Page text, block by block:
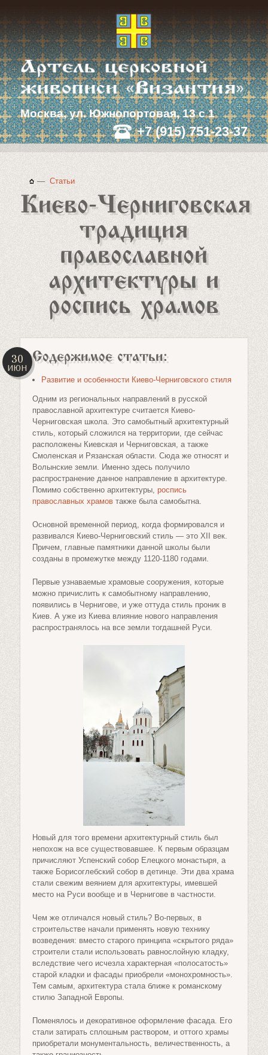
+7 (915) 751-23-37
Москва, ул. Южнопортовая, 13 с 1
— Статьи
Киево‑Черниговская
традиция
православной
архитектуры и
роспись храмов
30
ИЮН
Содержимое статьи:
Развитие и особенности Киево-Черниговского стиля
Одним из региональных направлений в русской
православной архитектуре считается Киево-
Черниговская школа. Это самобытный архитектурный
стиль, который сложился на территории, где сейчас
расположены Киевская и Черниговская, а также
Смоленская и Рязанская области. Сюда же относят и
Волынские земли. Именно здесь получило
распространение данное направление в архитектуре.
Помимо собственно архитектуры, роспись
православных храмовтакже была самобытна.
Основной временной период, когда формировался и
развивался Киево-Черниговский стиль — это XII век.
Причем, главные памятники данной школы были
созданы в промежутке между 1120-1180 годами.
Первые узнаваемые храмовые сооружения, которые
можно причислить к самобытному направлению,
появились в Чернигове, и уже оттуда стиль проник в
Киев. А уже из Киева влияние нового направления
распространялось на все земли тогдашней Руси.
Новый для того времени архитектурный стиль был
непохож на все существовавшее. К первым образцам
причисляют Успенский собор Елецкого монастыря, а
также Борисоглебский собор в детинце. Эти два храма
стали свежим веянием для архитектуры, имевшей
место на Руси вообще и в Чернигове в частности.
Чем же отличался новый стиль? Во-первых, в
строительстве начали применять новую технику
возведения: вместо старого принципа «скрытого ряда»
строители стали использовать равнослойную кладку,
вследствие чего исчезла характерная «полосатость»
старой кладки и фасады приобрели «монохромность».
Тем самым, архитектура стала ближе к романскому
стилю Западной Европы.
Поменялось и декоративное оформление фасада. Его
стали затирать сплошным раствором, и оттого храмы
приобретали монументальность, величественность, а